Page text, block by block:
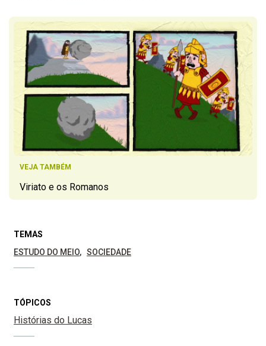
VEJA TAMBÉM
Viriato e os Romanos
TEMAS
ESTUDO DO MEIO
SOCIEDADE
TÓPICOS
Histórias do Lucas